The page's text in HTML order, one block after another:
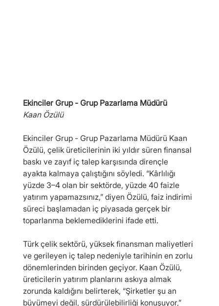
Ekinciler Grup - Grup Pazarlama Müdürü
Kaan Özülü
Ekinciler Grup - Grup Pazarlama Müdürü Kaan
Özülü, çelik üreticilerinin iki yıldır süren finansal
baskı ve zayıf iç talep karşısında dirençle
ayakta kalmaya çalıştığını söyledi. “Kârlılığı
yüzde 3–4 olan bir sektörde, yüzde 40 faizle
yatırım yapamazsınız,” diyen Özülü, faiz indirimi
süreci başlamadan iç piyasada gerçek bir
toparlanma beklemediklerini ifade etti.
Türk çelik sektörü, yüksek finansman maliyetleri
ve gerileyen iç talep nedeniyle tarihinin en zorlu
dönemlerinden birinden geçiyor. Kaan Özülü,
üreticilerin yatırım planlarını askıya almak
zorunda kaldığını belirterek, “Şirketler şu an
büyümeyi değil, sürdürülebilirliği konuşuyor,”